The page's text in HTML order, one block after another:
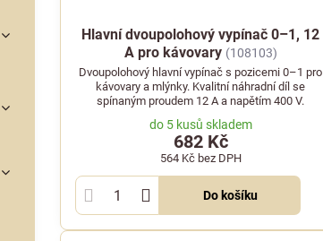
Hlavní dvoupolohový vypínač 0–1, 12
A pro kávovary (108103)
Dvoupolohový hlavní vypínač s pozicemi 0–1 pro
kávovary a mlýnky. Kvalitní náhradní díl se
spínaným proudem 12 A a napětím 400 V.
do 5 kusů skladem
682 Kč
564 Kč bez DPH
Do košíku